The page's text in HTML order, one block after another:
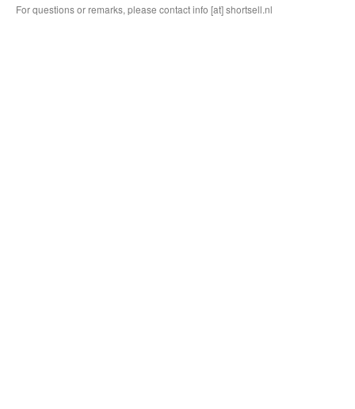
For questions or remarks, please contact info [at] shortsell.nl